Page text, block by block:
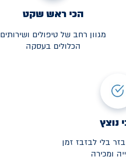
הכי ראש שקט
מגוון רחב של טיפולים ושירותים
הכלולים בעסקה
נוצץ
בלי לבזבז זמן
ומכירה
3,190